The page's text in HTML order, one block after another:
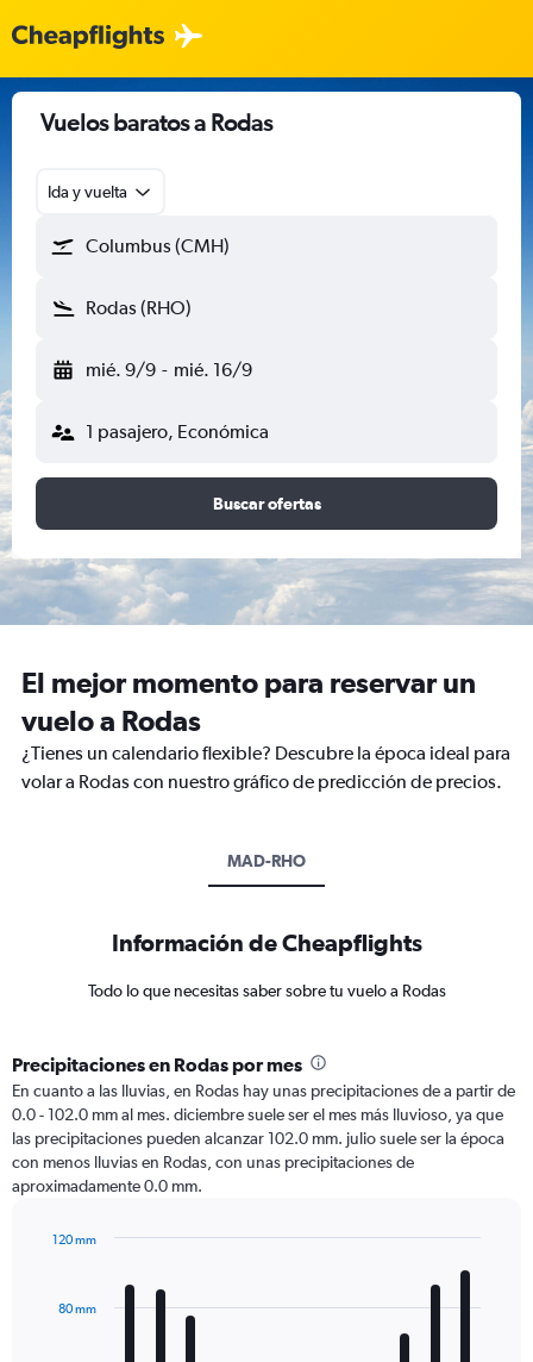
Vuelos baratos a Rodas
Ida y vuelta
Columbus (CMH)
Rodas (RHO)
mié. 9/9 - mié. 16/9
1 pasajero, Económica
Buscar ofertas
El mejor momento para reservar un
vuelo a Rodas
¿Tienes un calendario flexible? Descubre la época ideal para
volar a Rodas con nuestro gráfico de predicción de precios.
MAD-RHO
Información de Cheapflights
Todo lo que necesitas saber sobre tu vuelo a Rodas
Precipitaciones en Rodas por mes
En cuanto a las lluvias, en Rodas hay unas precipitaciones de a partir de
0.0 - 102.0 mm al mes. diciembre suele ser el mes más lluvioso, ya que
las precipitaciones pueden alcanzar 102.0 mm. julio suele ser la época
con menos lluvias en Rodas, con unas precipitaciones de
aproximadamente 0.0 mm.
with
80 mm
120 mm